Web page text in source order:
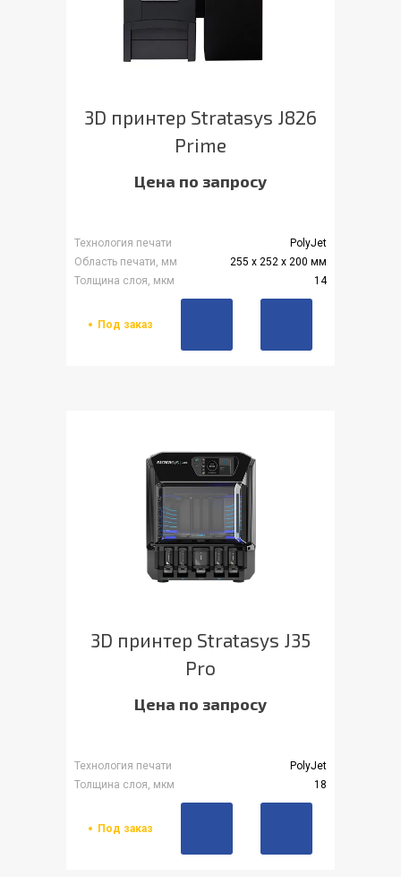
3D принтер Stratasys J826
Prime
Цена по запросу
Технология печати
PolyJet
Область печати, мм
255 x 252 x 200 мм
Толщина слоя, мкм
14
Под заказ
3D принтер Stratasys J35
Pro
Цена по запросу
Технология печати
PolyJet
Толщина слоя, мкм
18
Под заказ